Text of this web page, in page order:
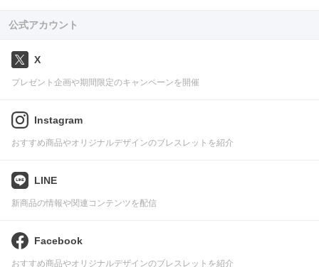
公式アカウント
X
プレゼント企画や期間限定のキャンペーンを開催
Instagram
おすすめ商品やオリジナルデザインのブレスレットを紹介
LINE
新商品の情報や関連コンテンツを配信
Facebook
おすすめ商品やオリジナルデザインのブレスレットを紹介